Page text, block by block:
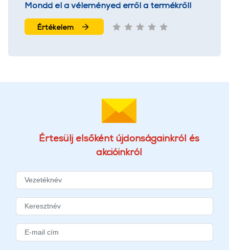
Mondd el a véleményed erről a termékről!
Értékelem
Értesülj elsőként újdonságainkról és
akcióinkról